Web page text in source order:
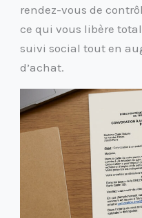
rendez-vous de
ce qui vous libère
suivi social tout en
d’achat.